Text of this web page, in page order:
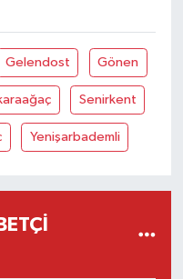
Gelendost Gönen
Senirkent
Yenişarbademli